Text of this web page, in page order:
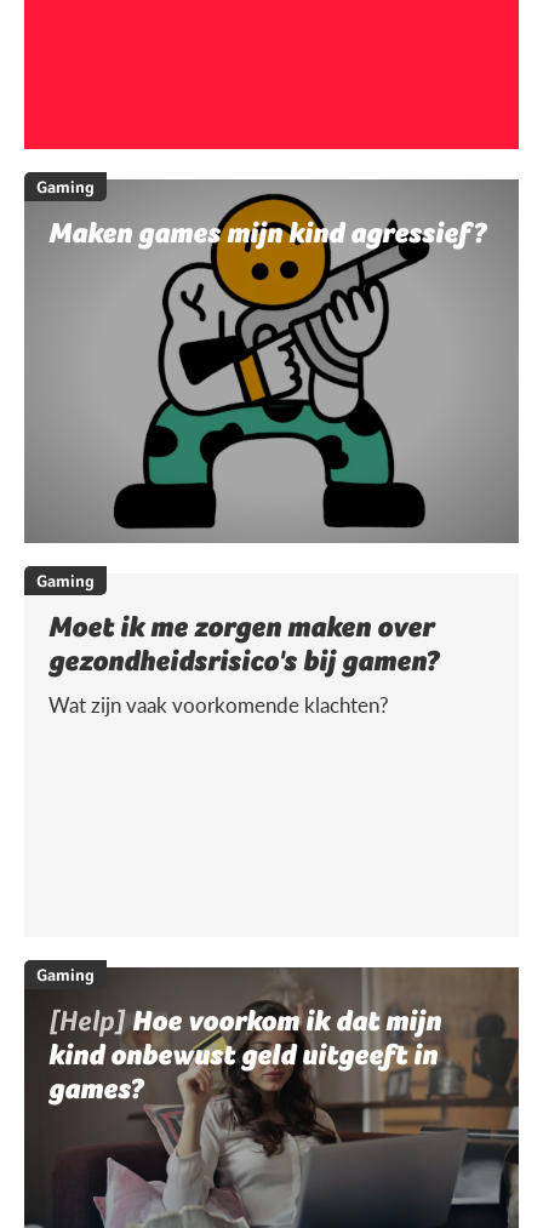
Gaming
Maken games mijn kind agressief?
Gaming
Moet ik me zorgen maken over
gezondheidsrisico's bij gamen?
Wat zijn vaak voorkomende klachten?
Gaming
[Help]Hoe voorkom ik dat mijn
kind onbewust geld uitgeeft in
games?